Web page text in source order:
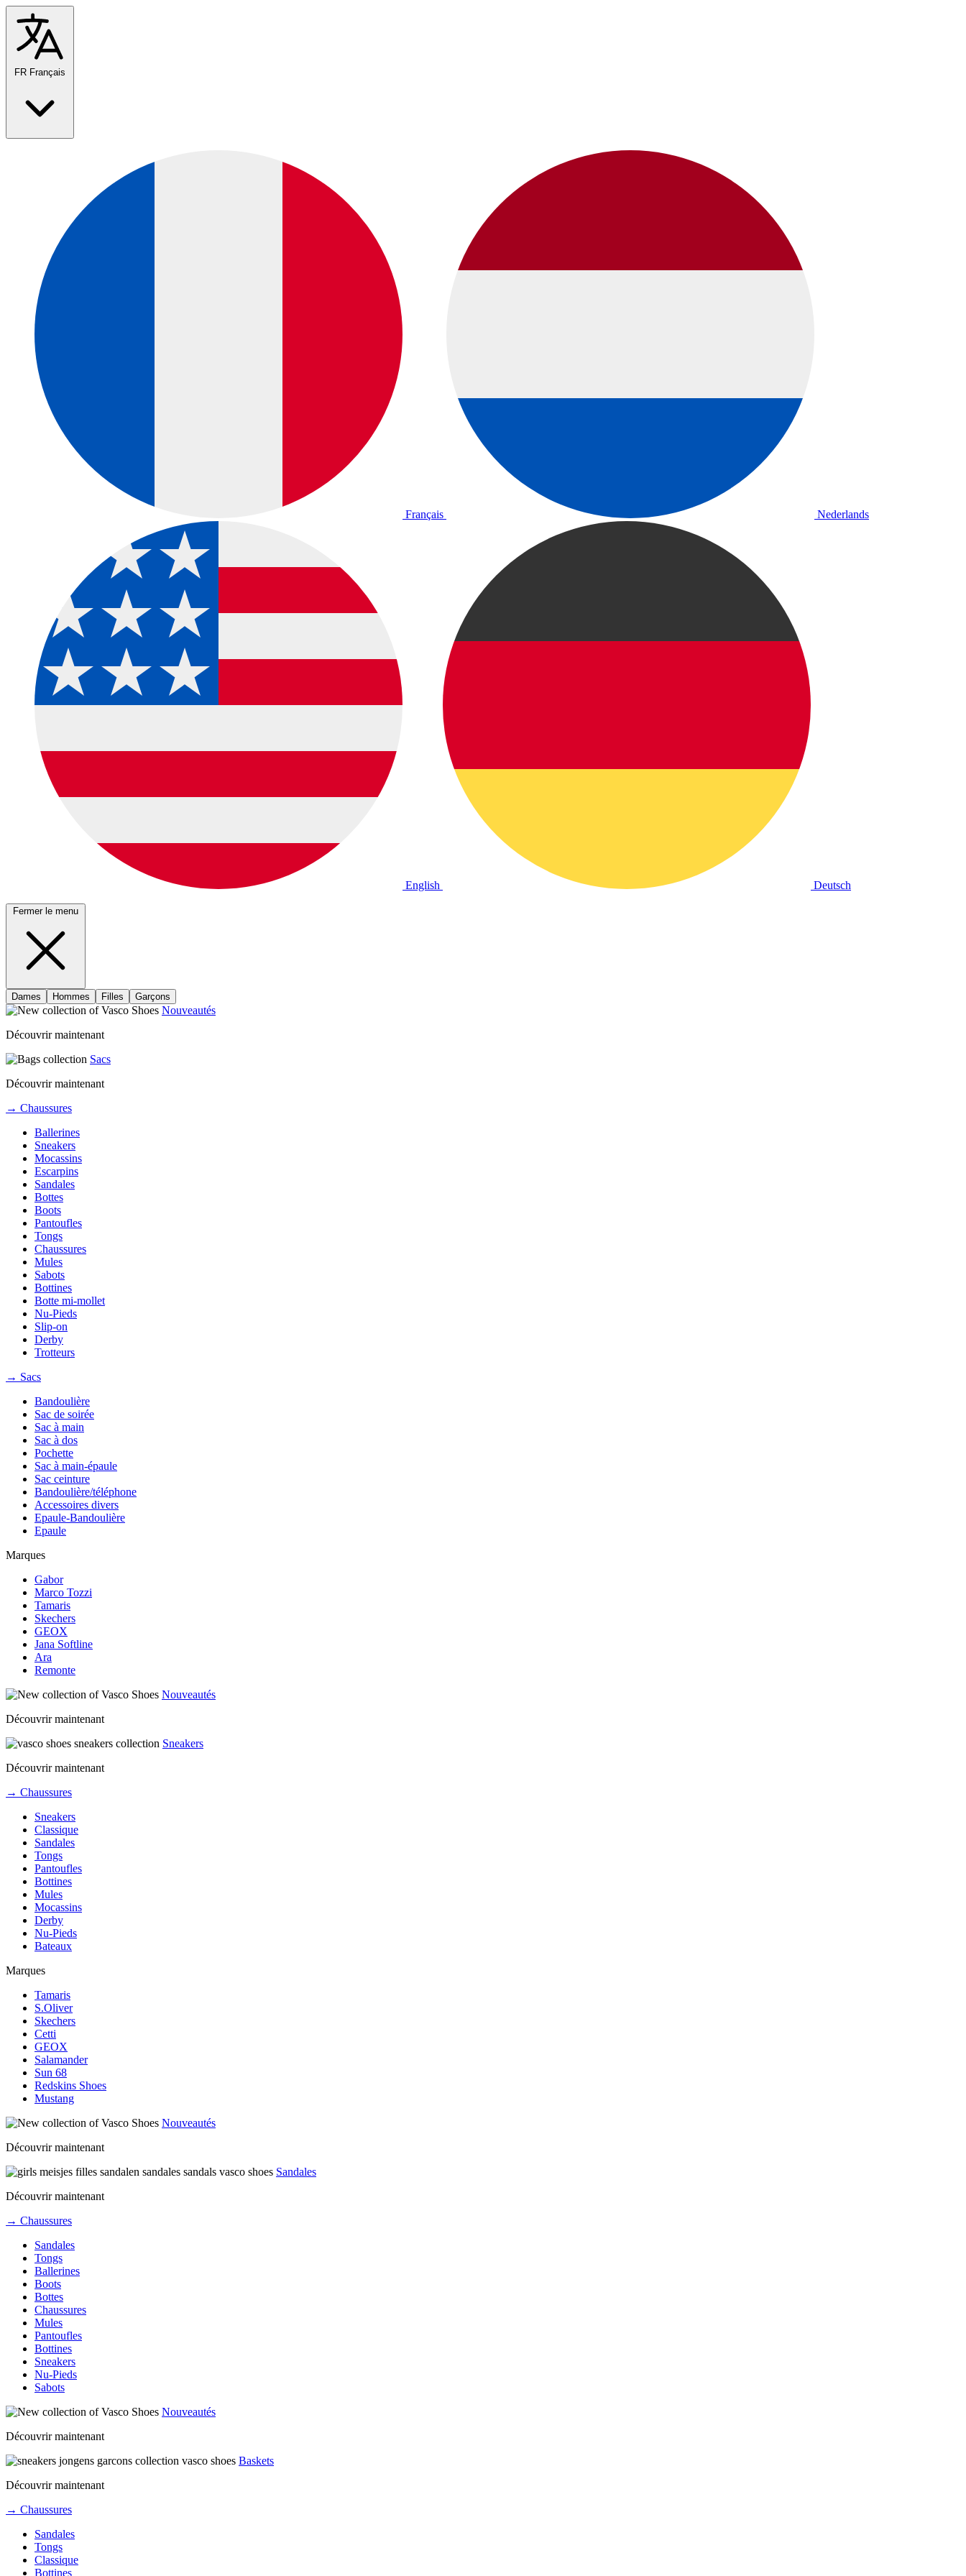
FR Français
Français Nederlands
English Deutsch
Fermer le menu
Dames Hommes Filles Garçons
Nouveautés
Découvrir maintenant
Sacs
Découvrir maintenant
→ Chaussures
Ballerines
Sneakers
Mocassins
Escarpins
Sandales
Bottes
Boots
Pantoufles
Tongs
Chaussures
Mules
Sabots
Bottines
Botte mi-mollet
Nu-Pieds
Slip-on
Derby
Trotteurs
→ Sacs
Bandoulière
Sac de soirée
Sac à main
Sac à dos
Pochette
Sac à main-épaule
Sac ceinture
Bandoulière/téléphone
Accessoires divers
Epaule-Bandoulière
Epaule
Marques
Gabor
Marco Tozzi
Tamaris
Skechers
GEOX
Jana Softline
Ara
Remonte
Nouveautés
Découvrir maintenant
Sneakers
Découvrir maintenant
→ Chaussures
Sneakers
Classique
Sandales
Tongs
Pantoufles
Bottines
Mules
Mocassins
Derby
Nu-Pieds
Bateaux
Marques
Tamaris
S.Oliver
Skechers
Cetti
GEOX
Salamander
Sun 68
Redskins Shoes
Mustang
Nouveautés
Découvrir maintenant
Sandales
Découvrir maintenant
→ Chaussures
Sandales
Tongs
Ballerines
Boots
Bottes
Chaussures
Mules
Pantoufles
Bottines
Sneakers
Nu-Pieds
Sabots
Nouveautés
Découvrir maintenant
Baskets
Découvrir maintenant
→ Chaussures
Sandales
Tongs
Classique
Bottines